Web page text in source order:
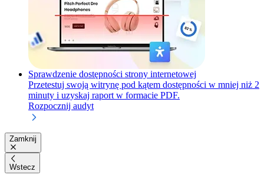
Sprawdzenie dostępności strony internetowej
Przetestuj swoją witrynę pod kątem dostępności w mniej niż 2
minuty i uzyskaj raport w formacie PDF.
Rozpocznij audyt
Zamknij
Wstecz